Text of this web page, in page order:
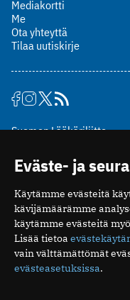
Mediakortti
Me
Ota yhteyttä
Tilaa uutiskirje
Suomen Lääkäriliitto
00510 Helsinki
puh. (09) 393 091
ISSN 2323-9476
Eväste- ja
Käytämme evästeitä
kävijämäärämme
käytämme evästeitä
Lisää tietoa
vain välttämättömät
evästeasetuksissa.